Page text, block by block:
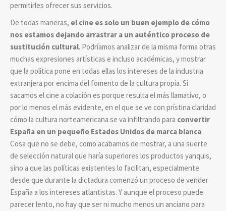
permitirles ofrecer sus servicios.
De todas maneras, el cine es solo un buen ejemplo de cómo
nos estamos dejando arrastrar a un auténtico proceso de
sustitución cultural. Podríamos analizar de la misma forma otras
muchas expresiones artísticas e incluso académicas, y mostrar
que la política pone en todas ellas los intereses de la industria
extranjera por encima del fomento de la cultura propia. Si
sacamos el cine a colación es porque resulta el más llamativo, o
por lo menos el más evidente, en el que se ve con prístina claridad
cómo la cultura norteamericana se va infiltrando para convertir
España en un pequeño Estados Unidos de marca blanca.
Cosa que no se debe, como acabamos de mostrar, a una suerte
de selección natural que haría superiores los productos yanquis,
sino a que las políticas existentes lo facilitan, especialmente
desde que durante la dictadura comenzó un proceso de vender
España a los intereses atlantistas. Y aunque el proceso puede
parecer lento, no hay que ser ni mucho menos un anciano para